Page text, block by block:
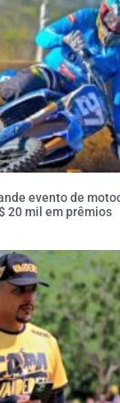
evento de
20 mil em prêmios